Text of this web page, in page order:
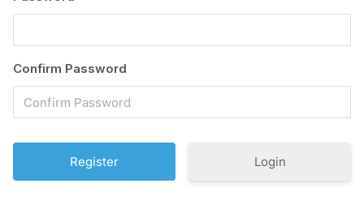
Confirm Password
Login